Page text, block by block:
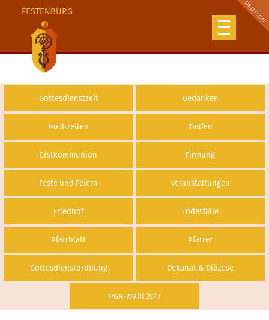
FESTENBURG
Gottesdienstzeit Gedanken
Hochzeiten Taufen
Erstkommunion Firmung
Feste und Feiern Veranstaltungen
Friedhof Todesfälle
Pfarrblatt Pfarrer
Gottesdienstordnung Dekanat & Diözese
PGR-Wahl 2017